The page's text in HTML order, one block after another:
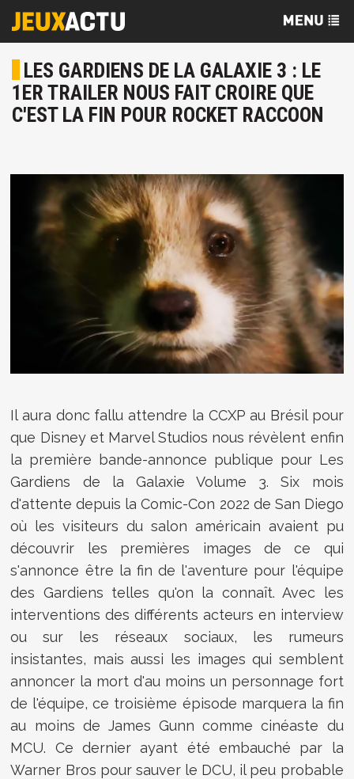
LES GARDIENS DE LA GALAXIE 3 : LE
1ER TRAILER NOUS FAIT CROIRE QUE
C'EST LA FIN POUR ROCKET RACCOON
Il aura donc fallu attendre la CCXP au Brésil pour
que Disney et Marvel Studios nous révèlent enfin
la première bande-annonce publique pour Les
Gardiens de la Galaxie Volume 3. Six mois
d'attente depuis la Comic-Con 2022 de San Diego
où les visiteurs du salon américain avaient pu
découvrir les premières images de ce qui
s'annonce être la fin de l'aventure pour l'équipe
des Gardiens telles qu'on la connaît. Avec les
interventions des différents acteurs en interview
ou sur les réseaux sociaux, les rumeurs
insistantes, mais aussi les images qui semblent
annoncer la mort d'au moins un personnage fort
de l'équipe, ce troisième épisode marquera la fin
au moins de James Gunn comme cinéaste du
MCU. Ce dernier ayant été embauché par la
Warner Bros pour sauver le DCU, il peu probable